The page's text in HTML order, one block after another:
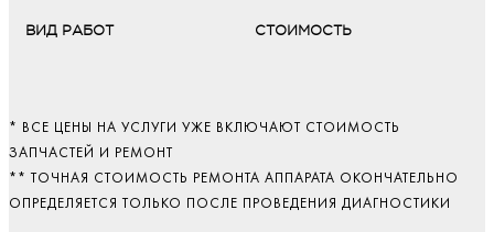
ВИД РАБОТ СТОИМОСТЬ
* ВСЕ ЦЕНЫ НА УСЛУГИ УЖЕ ВКЛЮЧАЮТ СТОИМОСТЬ
ЗАПЧАСТЕЙ И РЕМОНТ
** ТОЧНАЯ СТОИМОСТЬ РЕМОНТА АППАРАТА ОКОНЧАТЕЛЬНО
ОПРЕДЕЛЯЕТСЯ ТОЛЬКО ПОСЛЕ ПРОВЕДЕНИЯ ДИАГНОСТИКИ